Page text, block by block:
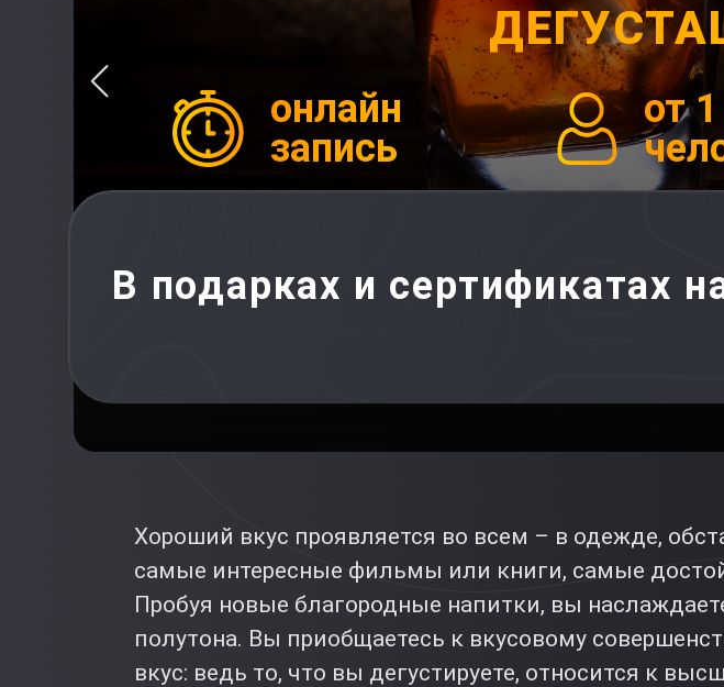
онлайн
запись
от
В подарках и сертификатах
Хороший вкус проявляется во всем – в одежде,
самые интересные фильмы или книги, самые
Пробуя новые благородные напитки, вы
полутона. Вы приобщаетесь к вкусовому
вкус: ведь то, что вы дегустируете, относится к